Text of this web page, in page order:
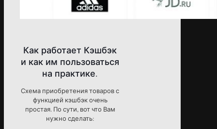
Как работает Кэшбэк
и как им пользоваться
на практике.
Схема приобретения товаров с
функцией кэшбэк очень
простая. По сути, вот что Вам
нужно сделать: